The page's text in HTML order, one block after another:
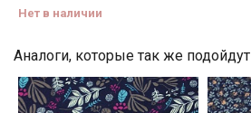
Нет в наличии
Аналоги, которые так же подойдут
Подписаться